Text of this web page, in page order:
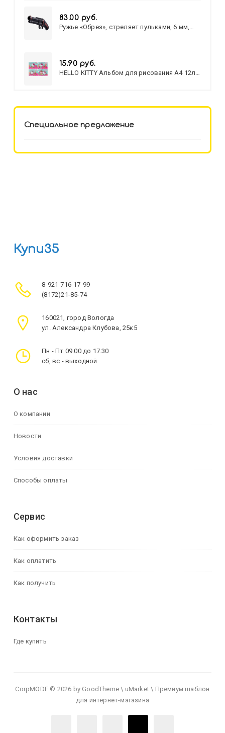
83.00 руб.
Ружье «Обрез», стреляет пульками, 6 мм,
15.90 руб.
HELLO KITTY Альбом для рисования А4 12л.
Специальное предложение
Купи35
8-921-716-17-99
(8172)21-85-74
160021, город Вологда
ул. Александра Клубова, 25к5
Пн - Пт 09.00 до 17.30
сб, вс - выходной
О нас
О компании
Новости
Условия доставки
Способы оплаты
Сервис
Как оформить заказ
Как оплатить
Как получить
Контакты
Где купить
CorpMODE © 2026 by GoodTheme \ uMarket \ Премиум шаблон
для интернет-магазина